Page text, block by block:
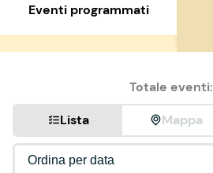
Eventi programmati
Totale eventi:
Lista Mappa